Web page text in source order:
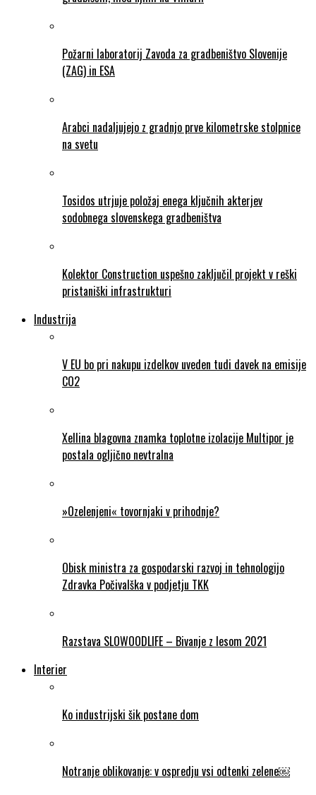
Požarni laboratorij Zavoda za gradbeništvo Slovenije
(ZAG) in ESA
Arabci nadaljujejo z gradnjo prve kilometrske stolpnice
na svetu
Tosidos utrjuje položaj enega ključnih akterjev
sodobnega slovenskega gradbeništva
Kolektor Construction uspešno zaključil projekt v reški
pristaniški infrastrukturi
Industrija
V EU bo pri nakupu izdelkov uveden tudi davek na emisije
CO2
Xellina blagovna znamka toplotne izolacije Multipor je
postala ogljično nevtralna
»Ozelenjeni« tovornjaki v prihodnje?
Obisk ministra za gospodarski razvoj in tehnologijo
Zdravka Počivalška v podjetju TKK
Razstava SLOWOODLIFE – Bivanje z lesom 2021
Interier
Ko industrijski šik postane dom
Notranje oblikovanje: v ospredju vsi odtenki zelene￼